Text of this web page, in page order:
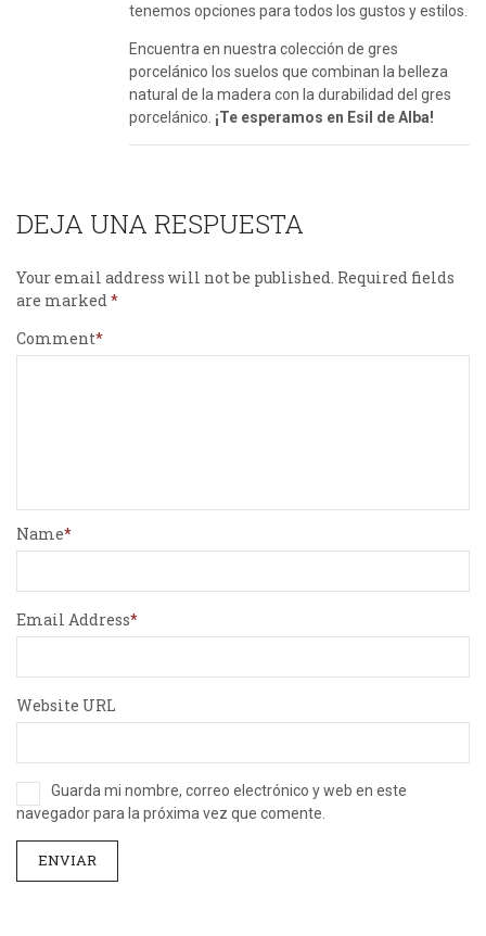
tenemos opciones para todos los gustos y estilos.
Encuentra en nuestra colección de gres
porcelánico los suelos que combinan la belleza
natural de la madera con la durabilidad del gres
porcelánico. ¡Te esperamos en Esil de Alba!
DEJA UNA RESPUESTA
Your email address will not be published. Required fields
are marked
Comment
Name
Email Address
Website URL
Guarda mi nombre, correo electrónico y web en este
navegador para la próxima vez que comente.